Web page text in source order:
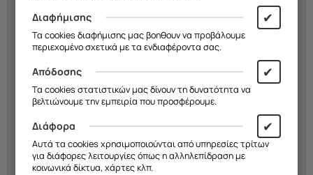
Διαφήμισης ✔
Τα cookies διαφήμισης μας βοηθουν να προβάλουμε
περιεχομένο σχετικά με τα ενδιαφέροντα σας.
Απόδοσης ✔
Τα cookies στατιστικών μας δίνουν τη δυνατότητα να
βελτιώνουμε την εμπειρία που προσφέρουμε.
Διάφορα ✔
Αυτά τα cookies χρησιμοποιούνται από υπηρεσίες τρίτων
για διάφορες λειτουργίες όπως η αλληλεπίδραση με
κοινωνικά δίκτυα, χάρτες κλπ.